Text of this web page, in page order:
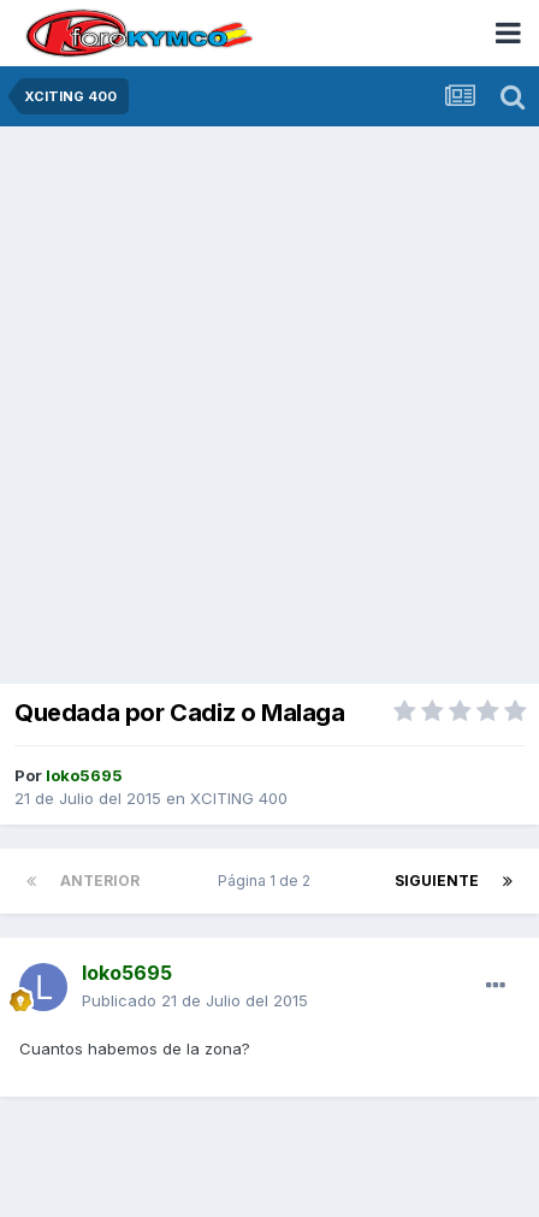
XCITING 400
Quedada por Cadiz o Malaga
Por loko5695
21 de Julio del 2015 en XCITING 400
ANTERIOR SIGUIENTE
Página 1 de 2
loko5695
Publicado 21 de Julio del 2015
Cuantos habemos de la zona?